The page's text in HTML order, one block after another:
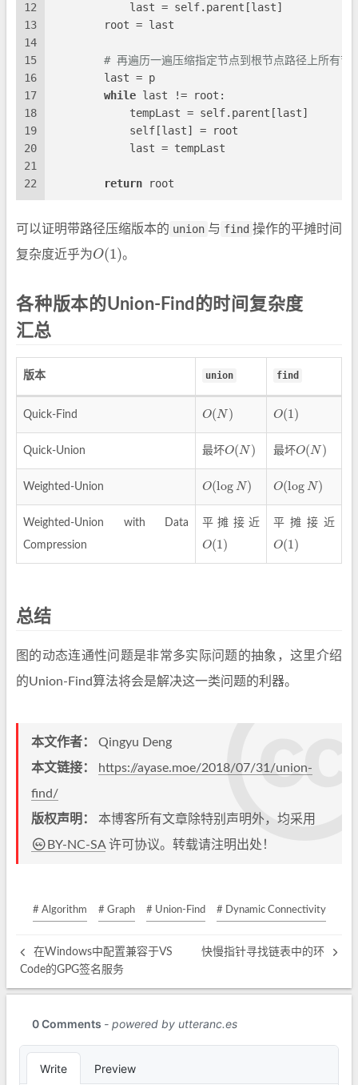
12
13
14
15
16
17
18
19
20
21
22
            last = self.parent[last]
        root = last
# 再遍历一遍压缩指定节点到根节点路径上所有节
        last = p
while last != root:
            tempLast = self.parent[last]
            self[last] = root
            last = tempLast
return root
可以证明带路径压缩版本的 union 与 find 操作的平摊时间
复杂度近乎为O(1 ) 。
各种版本的Union-Find的时间复杂度
汇总
版本 union find
Quick-Find O( N) O(1 )
Quick-Union 最坏O( N) 最坏O( N)
Weighted-Union O(log N) O(log N)
Weighted-Union with Data
Compression
平摊接近
O(1 )
平摊接近
O(1 )
总结
图的动态连通性问题是非常多实际问题的抽象，这里介绍
的Union-Find算法将会是解决这一类问题的利器。
本文作者： Qingyu Deng
本文链接：
https://ayase.moe/2018/07/31/union-
find/
版权声明： 本博客所有文章除特别声明外，均采用
BY-NC-SA许可协议。转载请注明出处！
# Algorithm # Graph # Union-Find # Dynamic Connectivity
在Windows中配置兼容于VS
Code的GPG签名服务
快慢指针寻找链表中的环